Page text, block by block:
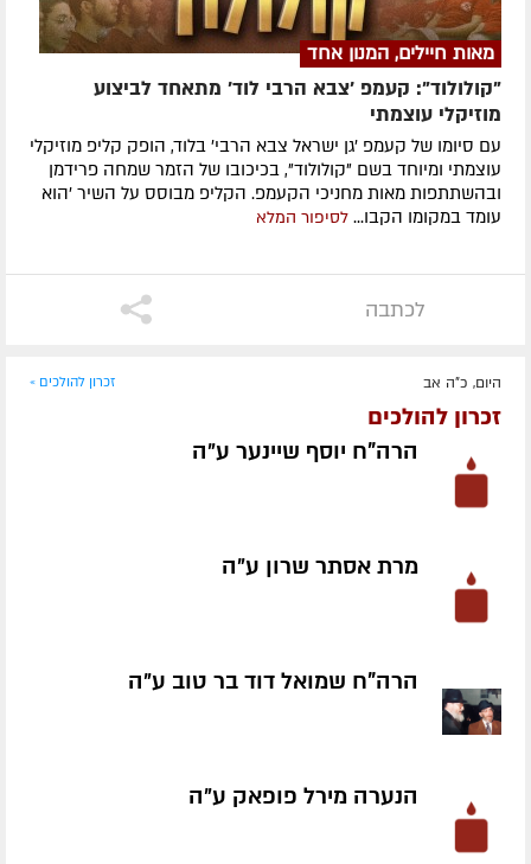
מאות חיילים, המנון אחד
"קולולוד": קעמפ 'צבא הרבי לוד' מתאחד לביצוע
מוזיקלי עוצמתי
עם סיומו של קעמפ 'גן ישראל צבא הרבי' בלוד, הופק קליפ מוזיקלי
עוצמתי ומיוחד בשם "קולולוד", בכיכובו של הזמר שמחה פרידמן
ובהשתתפות מאות מחניכי הקעמפ. הקליפ מבוסס על השיר 'הוא
עומד במקומו הקבו... לסיפור המלא
לכתבה
היום, כ"ה אב זכרון להולכים »
זכרון להולכים
הרה"ח יוסף שיינער ע״ה
מרת אסתר שרון ע״ה
הרה"ח שמואל דוד בר טוב ע״ה
הנערה מירל פופאק ע״ה